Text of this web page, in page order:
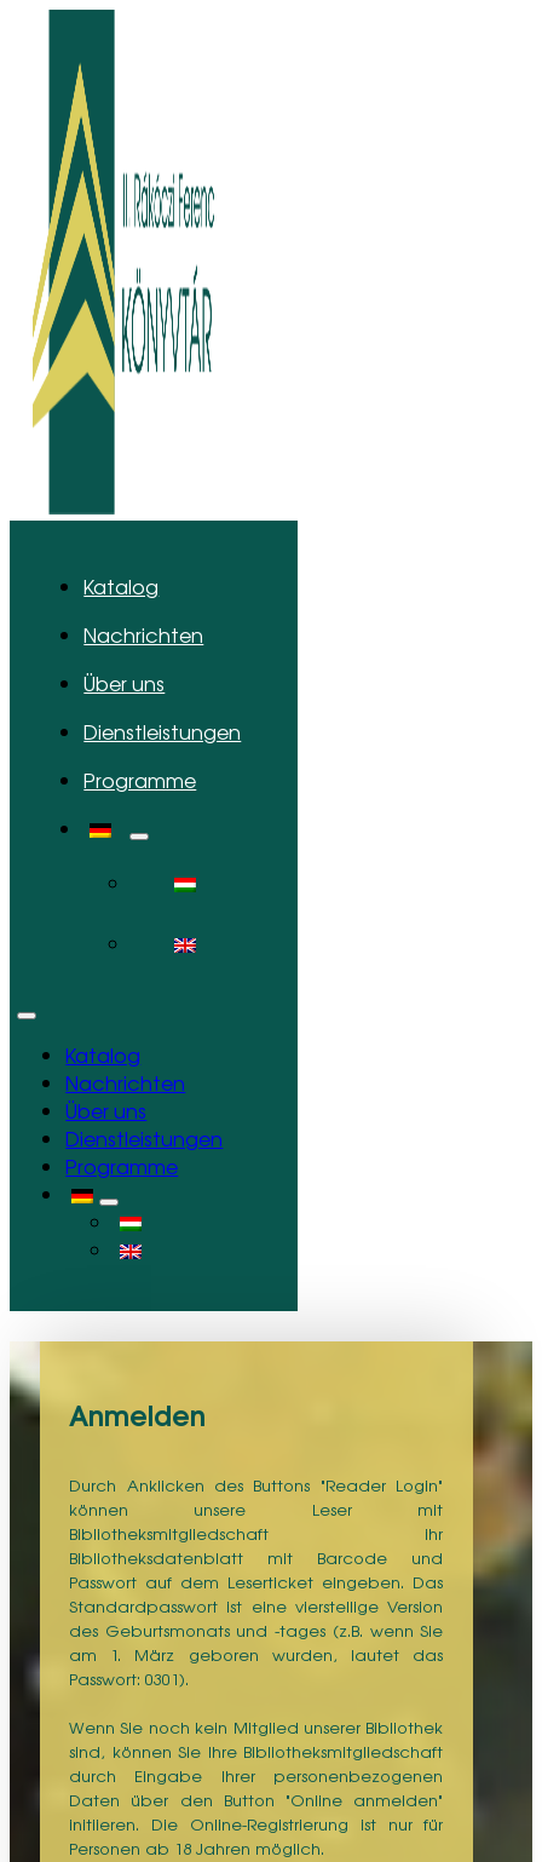
Katalog
Nachrichten
Über uns
Dienstleistungen
Programme
Katalog
Nachrichten
Über uns
Dienstleistungen
Programme
Anmelden
Durch Anklicken des Buttons "Reader Login"
können unsere Leser mit
Bibliotheksmitgliedschaft ihr
Bibliotheksdatenblatt mit Barcode und
Passwort auf dem Leserticket eingeben. Das
Standardpasswort ist eine vierstellige Version
des Geburtsmonats und -tages (z.B. wenn Sie
am 1. März geboren wurden, lautet das
Passwort: 0301).
Wenn Sie noch kein Mitglied unserer Bibliothek
sind, können Sie Ihre Bibliotheksmitgliedschaft
durch Eingabe Ihrer personenbezogenen
Daten über den Button "Online anmelden"
initiieren. Die Online-Registrierung ist nur für
Personen ab 18 Jahren möglich.